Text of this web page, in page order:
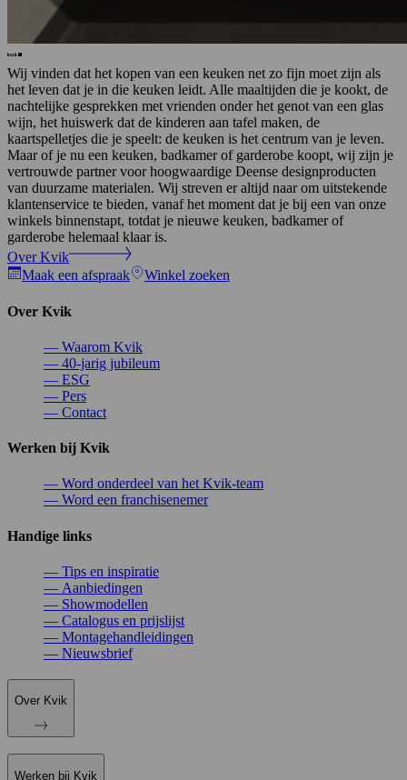
Wij vinden dat het kopen van een keuken net zo fijn moet zijn als
het leven dat je in die keuken leidt. Alle maaltijden die je kookt, de
nachtelijke gesprekken met vrienden onder het genot van een glas
wijn, het huiswerk dat de kinderen aan tafel maken, de
kaartspelletjes die je speelt: de keuken is het centrum van je leven.
Maar of je nu een keuken, badkamer of garderobe koopt, wij zijn je
vertrouwde partner voor hoogwaardige Deense designproducten
van duurzame materialen. Wij streven er altijd naar om uitstekende
klantenservice te bieden, vanaf het moment dat je bij een van onze
winkels binnenstapt, totdat je nieuwe keuken, badkamer of
garderobe helemaal klaar is.
Over Kvik
Maak een afspraak
Winkel zoeken
Over Kvik
— Waarom Kvik
— 40-jarig jubileum
— ESG
— Pers
— Contact
Werken bij Kvik
— Word onderdeel van het Kvik-team
— Word een franchisenemer
Handige links
— Tips en inspiratie
— Aanbiedingen
— Showmodellen
— Catalogus en prijslijst
— Montagehandleidingen
— Nieuwsbrief
Over Kvik
Werken bij Kvik